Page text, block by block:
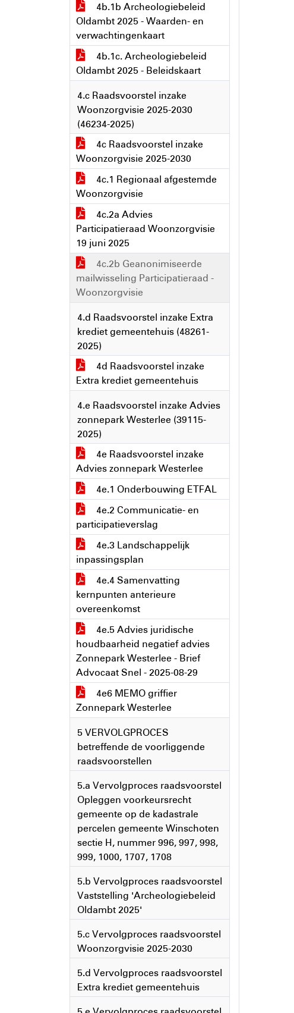
4b.1b Archeologiebeleid
Oldambt 2025 - Waarden- en
verwachtingenkaart
4b.1c. Archeologiebeleid
Oldambt 2025 - Beleidskaart
4.c Raadsvoorstel inzake
Woonzorgvisie 2025-2030
(46234-2025)
4c Raadsvoorstel inzake
Woonzorgvisie 2025-2030
4c.1 Regionaal afgestemde
Woonzorgvisie
4c.2a Advies
Participatieraad Woonzorgvisie
19 juni 2025
4c.2b Geanonimiseerde
mailwisseling Participatieraad -
Woonzorgvisie
4.d Raadsvoorstel inzake Extra
krediet gemeentehuis (48261-
2025)
4d Raadsvoorstel inzake
Extra krediet gemeentehuis
4.e Raadsvoorstel inzake Advies
zonnepark Westerlee (39115-
2025)
4e Raadsvoorstel inzake
Advies zonnepark Westerlee
4e.1 Onderbouwing ETFAL
4e.2 Communicatie- en
participatieverslag
4e.3 Landschappelijk
inpassingsplan
4e.4 Samenvatting
kernpunten anterieure
overeenkomst
4e.5 Advies juridische
houdbaarheid negatief advies
Zonnepark Westerlee - Brief
Advocaat Snel - 2025-08-29
4e6 MEMO griffier
Zonnepark Westerlee
5 VERVOLGPROCES
betreffende de voorliggende
raadsvoorstellen
5.a Vervolgproces raadsvoorstel
Opleggen voorkeursrecht
gemeente op de kadastrale
percelen gemeente Winschoten
sectie H, nummer 996, 997, 998,
999, 1000, 1707, 1708
5.b Vervolgproces raadsvoorstel
Vaststelling 'Archeologiebeleid
Oldambt 2025'
5.c Vervolgproces raadsvoorstel
Woonzorgvisie 2025-2030
5.d Vervolgproces raadsvoorstel
Extra krediet gemeentehuis